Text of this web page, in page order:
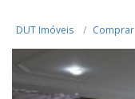
DUT Imóveis Comprar